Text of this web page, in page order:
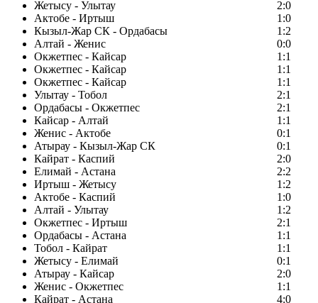
Жетысу - Улытау
2:0
Актобе - Иртыш
1:0
Кызыл-Жар СК - Ордабасы
1:2
Алтай - Женис
0:0
Окжетпес - Кайсар
1:1
Окжетпес - Кайсар
1:1
Окжетпес - Кайсар
1:1
Улытау - Тобол
2:1
Ордабасы - Окжетпес
2:1
Кайсар - Алтай
1:1
Женис - Актобе
0:1
Атырау - Кызыл-Жар СК
0:1
Кайрат - Каспий
2:0
Елимай - Астана
2:2
Иртыш - Жетысу
1:2
Актобе - Каспий
1:0
Алтай - Улытау
1:2
Окжетпес - Иртыш
2:1
Ордабасы - Астана
1:1
Тобол - Кайрат
1:1
Жетысу - Елимай
0:1
Атырау - Кайсар
2:0
Женис - Окжетпес
1:1
Кайрат - Астана
4:0